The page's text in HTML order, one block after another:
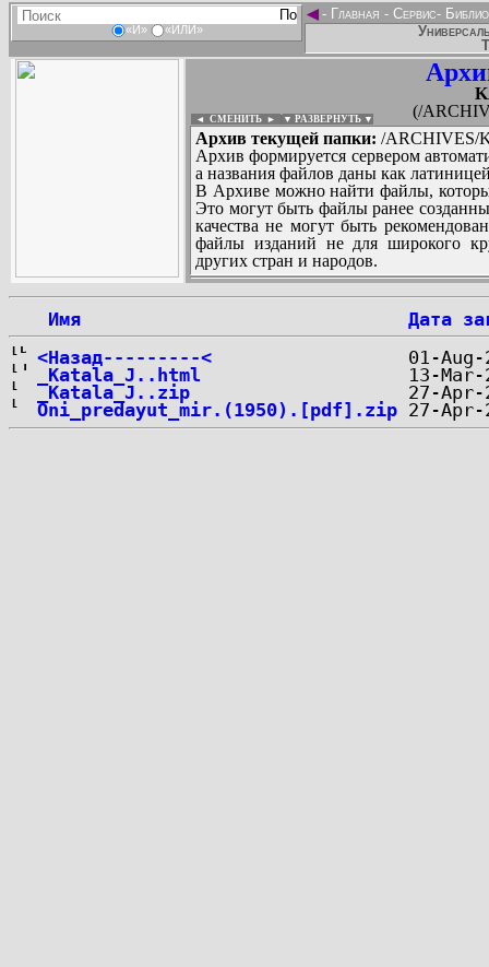
«И» «ИЛИ»
◄- Главная - Сервис-
(/
◄ СМЕНИТЬ ► ▼ РАЗВЕРНУТЬ ▼
Архив текущей папки: /ARCHIVES/
Архив формируется сервером
а названия файлов даны как
В Архиве можно найти файлы,
Это могут быть файлы ранее
качества не могут быть
файлы изданий не для широкого
других стран и народов.
Имя
Дата
<Назад---------<
_Katala_J..html
_Katala_J..zip
Oni_predayut_mir.(1950).[pdf].zip